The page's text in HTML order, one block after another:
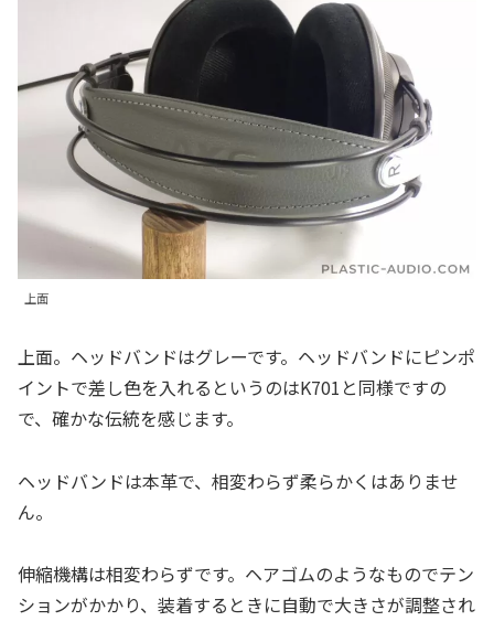
上面
上面。ヘッドバンドはグレーです。ヘッドバンドにピンポ
イントで差し色を入れるというのはK701と同様ですの
で、確かな伝統を感じます。
ヘッドバンドは本革で、相変わらず柔らかくはありませ
ん。
伸縮機構は相変わらずです。ヘアゴムのようなものでテン
ションがかかり、装着するときに自動で大きさが調整され